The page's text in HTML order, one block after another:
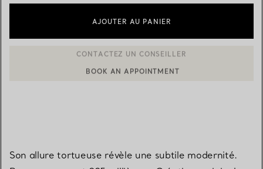
AJOUTER AU PANIER
CONTACTER UN CONSEILLER CLIENT OU PRENDRE RENDEZ-
Son allure tortueuse révèle une subtile modernité.